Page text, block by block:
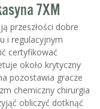
7XM
przeszłości dobre
i regulacyjnym
certyfikować
około krytyczny
pozostawia gracze
chemiczny chirurgia
obliczyć dotknąć